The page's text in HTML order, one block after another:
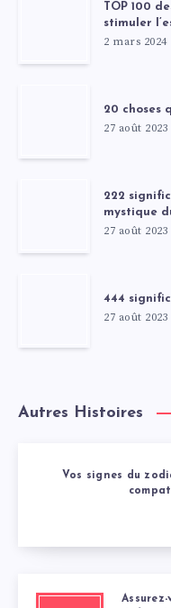
TOP 100
stimuler
2 mars 2024
20 choses
27 août 2023
222
mystique
27 août 2023
444
27 août 2023
Autres Histoires
Vos signes du